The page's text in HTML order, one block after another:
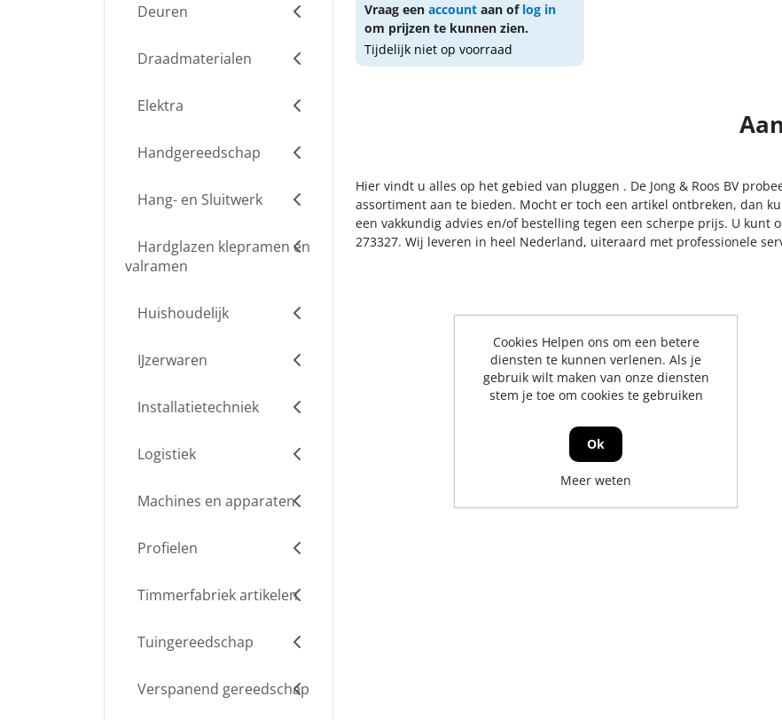
Deuren
Draadmaterialen
Elektra
Handgereedschap
Hang- en Sluitwerk
Hardglazen klepramen en
valramen
Huishoudelijk
IJzerwaren
Installatietechniek
Logistiek
Machines en apparaten
Profielen
Timmerfabriek artikelen
Tuingereedschap
Verspanend gereedschap
Vraag een accountaan of log in
om prijzen te kunnen zien.
Tijdelijk niet op voorraad
Hier vindt u alles op het gebied van pluggen . De Jong & Roos BV
assortiment aan te bieden. Mocht er toch een artikel ontbreken, dan
een vakkundig advies en/of bestelling tegen een scherpe prijs. U kunt
273327. Wij leveren in heel Nederland, uiteraard met professionele
Cookies Helpen ons om een betere
diensten te kunnen verlenen. Als je
gebruik wilt maken van onze diensten
stem je toe om cookies te gebruiken
Ok
Meer weten